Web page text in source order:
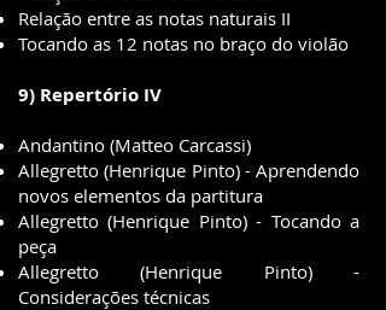
Relação entre as notas naturais II
Tocando as 12 notas no braço do violão
9) Repertório IV
Andantino (Matteo Carcassi)
Allegretto (Henrique Pinto) - Aprendendo
novos elementos da partitura
Allegretto (Henrique Pinto) - Tocando a
peça
Allegretto (Henrique Pinto) -
Considerações técnicas